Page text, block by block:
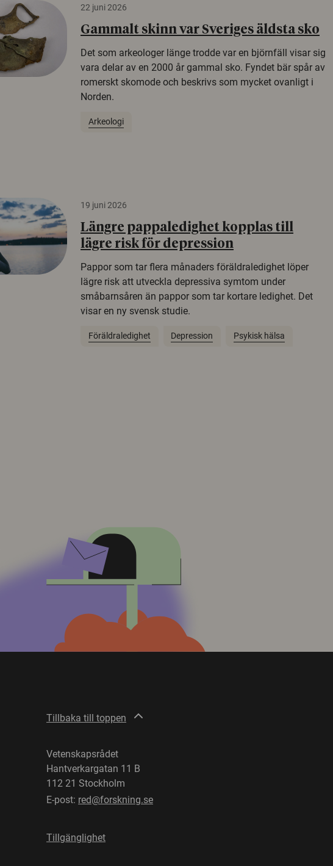
22 juni 2026
Gammalt skinn var Sveriges äldsta sko
Det som arkeologer länge trodde var en björnfäll visar sig
vara delar av en 2000 år gammal sko. Fyndet bär spår av
romerskt skomode och beskrivs som mycket ovanligt i
Norden.
Arkeologi
19 juni 2026
Längre pappaledighet kopplas till
lägre risk för depression
Pappor som tar flera månaders föräldraledighet löper
lägre risk att utveckla depressiva symtom under
småbarnsåren än pappor som tar kortare ledighet. Det
visar en ny svensk studie.
Föräldraledighet Depression Psykisk hälsa
Tillbaka till toppen
Vetenskapsrådet
Hantverkargatan 11 B
112 21 Stockholm
E-post: red@forskning.se
Tillgänglighet